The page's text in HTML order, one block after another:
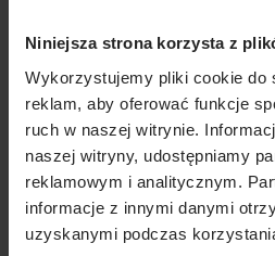
Niniejsza strona korzysta z
Wykorzystujemy pliki cookie do
reklam, aby oferować funkcje
ruch w naszej witrynie.
naszej witryny, udostępniamy
reklamowym i analitycznym.
informacje z innymi danymi
uzyskanymi podczas
wykończania mieszkania na
wykończenia tutaj każdy detal
kafelki, dekory, etc.) będzie
wyborem. W ten sposób dom
miejscem, które oddaje nasz
się komfortowo,
precyzyjnie rozplanowana
budżet –projektantowi musimy